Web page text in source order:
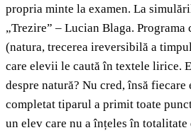
propria minte la examen. La
„Trezire” – Lucian Blaga. Programa
(natura, trecerea ireversibilă a
care elevii le caută în textele lirice.
despre natură? Nu cred, însă fiecare
completat tiparul a primit toate
un elev care nu a înțeles în totalitate